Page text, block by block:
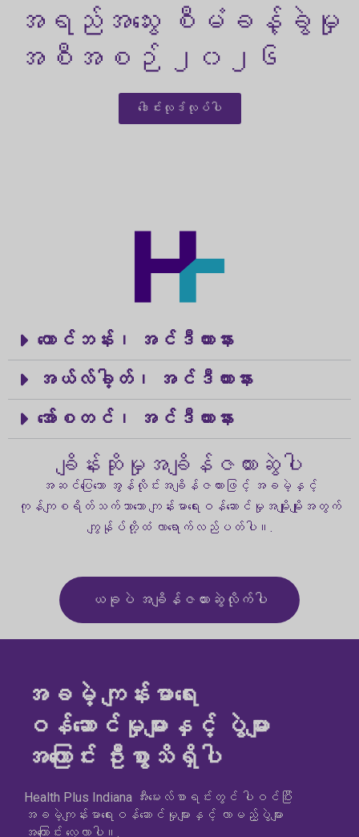
အရည်အသွေး စီမံခန့်ခွဲမှု
အစီအစဉ် ၂၀၂၆
ဒေါင်းလုဒ်လုပ်ပါ
တောင်ဘန်း၊ အင်ဒီယားနား
အယ်လ်ခါ့တ်၊ အင်ဒီယားနား
အော်စတင်၊ အင်ဒီယားနား
ချိန်းဆိုမှုအချိန်ဇယားဆွဲပါ
အဆင်ပြေသော အွန်လိုင်းအချိန်ဇယားဖြင့် အခမဲ့နှင့်
ကုန်ကျစရိတ်သက်သာသော ကျန်းမာရေးဝန်ဆောင်မှုအမျိုးမျိုးအတွက်
ကျွန်ုပ်တို့ထံ လာရောက်လည်ပတ်ပါ။.
ယခုပဲ အချိန်ဇယားဆွဲလိုက်ပါ
အခမဲ့ ကျန်းမာရေး
ဝန်ဆောင်မှုများနှင့် ပွဲများ
အကြောင်း ဦးစွာသိရှိပါ
Health Plus Indiana အီးမေးလ်စာရင်းတွင် ပါဝင်ပြီး
အခမဲ့ကျန်းမာရေးဝန်ဆောင်မှုများနှင့် လာမည့်ပွဲများ
အကြောင်း လေ့လာပါ။.